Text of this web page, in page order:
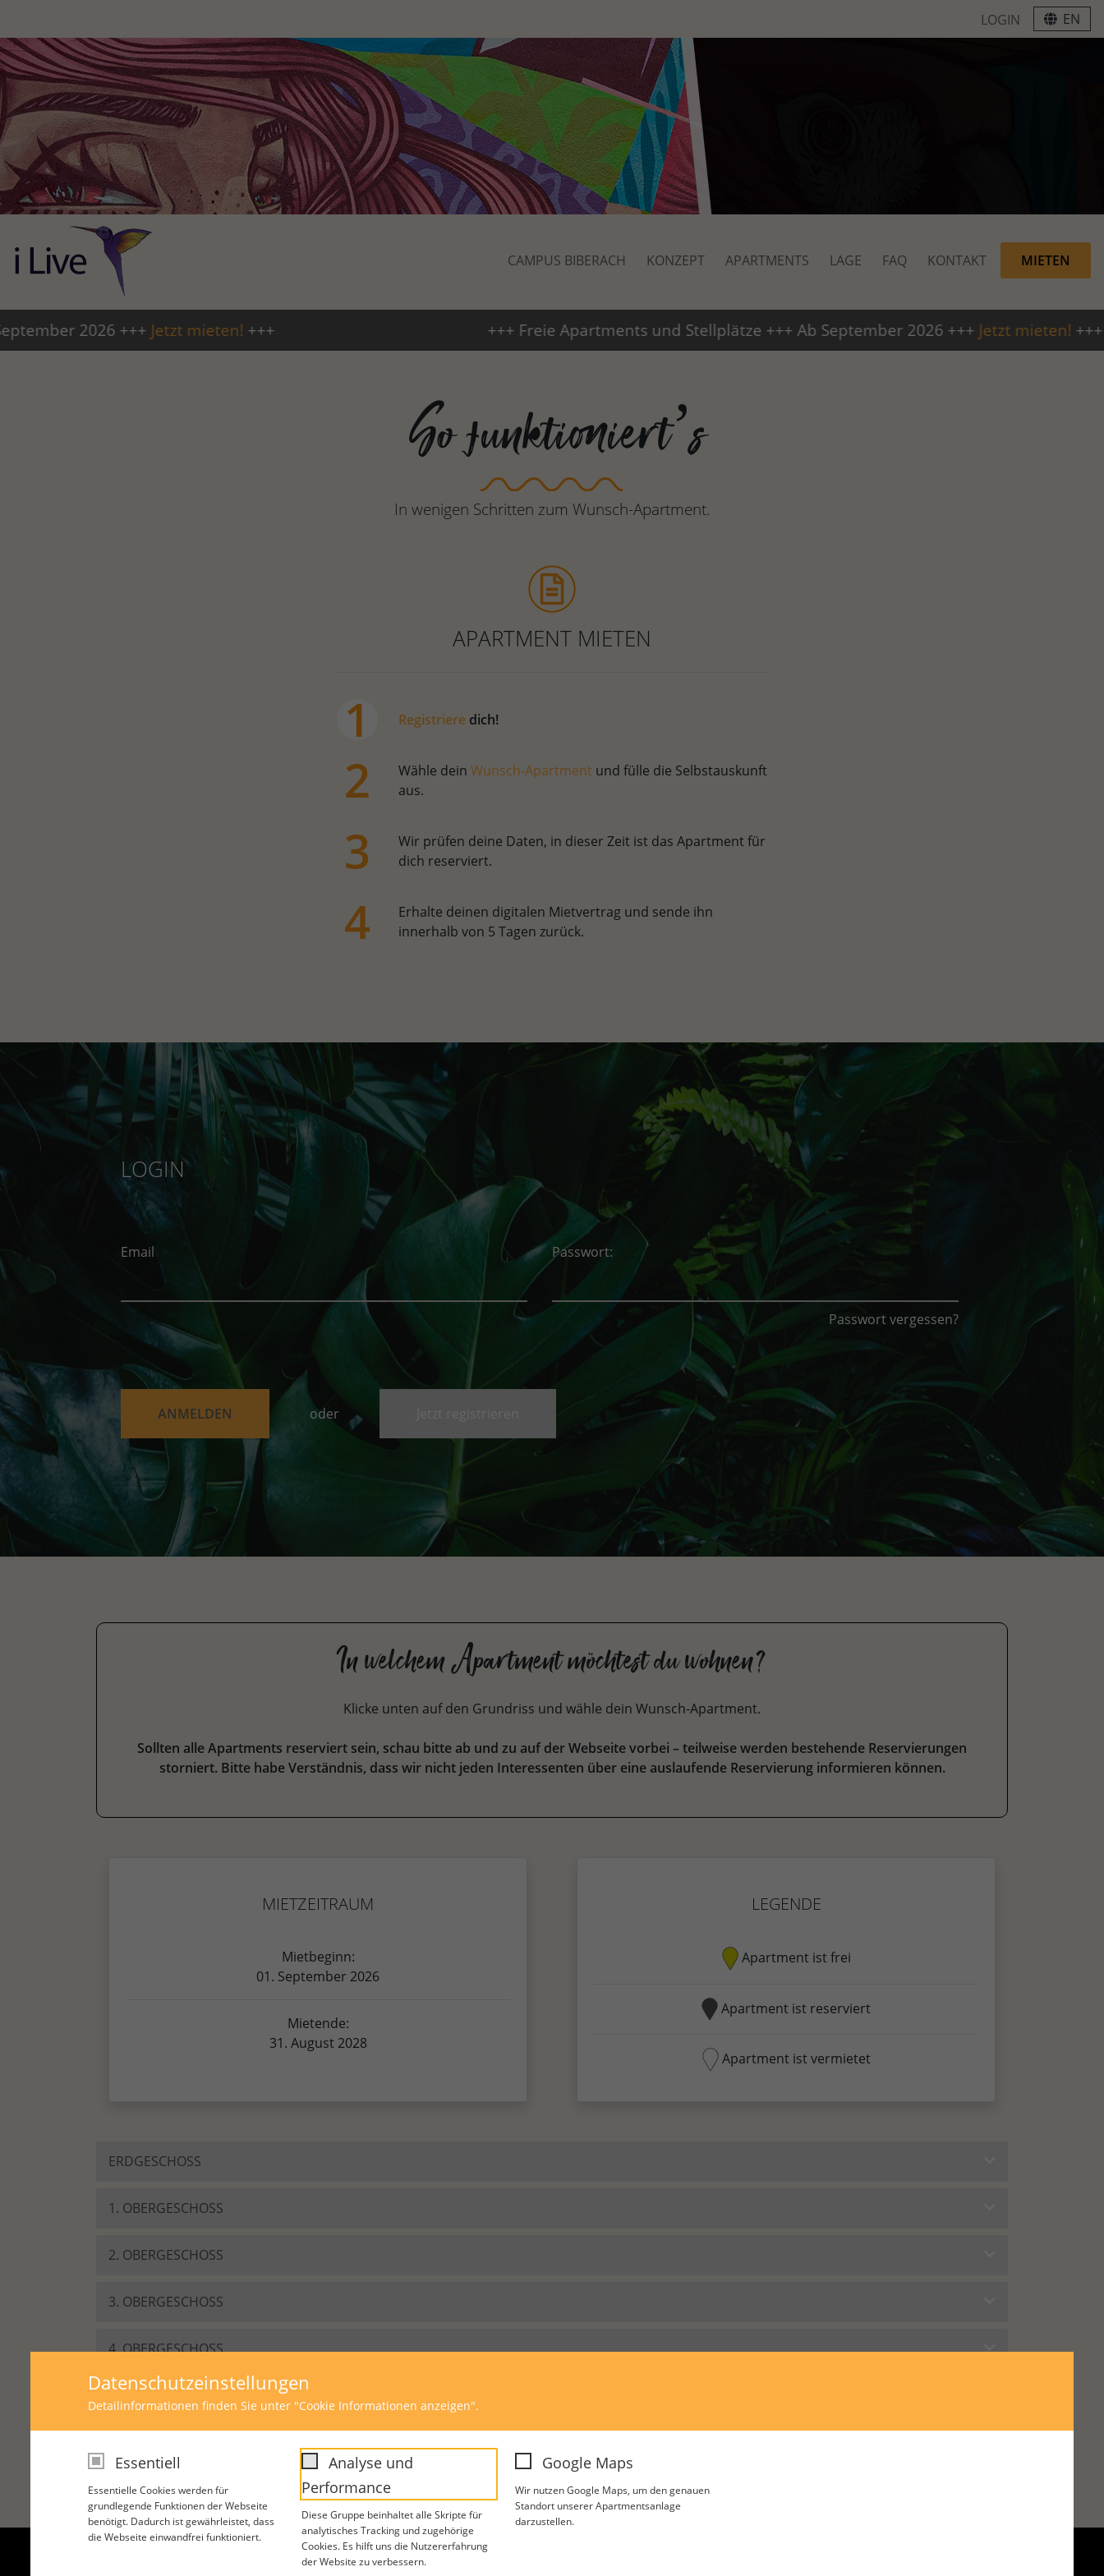
LOGIN EN
CAMPUS BIBERACH KONZEPT APARTMENTS LAGE FAQ KONTAKT MIETEN
+++Jetzt mieten!+++ +++ Freie Apartments und Stellplätze +++ Ab September 2026 +++Jetzt mieten!+++
So funktioniert’s
In wenigen Schritten zum Wunsch-Apartment.
APARTMENT MIETEN
Registrieredich!
Wähle dein Wunsch-Apartment und fülle die Selbstauskunft
aus.
Wir prüfen deine Daten, in dieser Zeit ist das Apartment für
dich reserviert.
Erhalte deinen digitalen Mietvertrag und sende ihn
innerhalb von 5 Tagen zurück.
LOGIN
Email Passwort:
Passwort vergessen?
oder
In welchem Apartment möchtest du wohnen?
Klicke unten auf den Grundriss und wähle dein Wunsch-Apartment.
Sollten alle Apartments reserviert sein, schau bitte ab und zu auf der Webseite vorbei – teilweise werden bestehende Reservierungen
storniert. Bitte habe Verständnis, dass wir nicht jeden Interessenten über eine auslaufende Reservierung informieren können.
MIETZEITRAUM
Mietbeginn:
01. September 2026
Mietende:
31. August 2028
LEGENDE
Apartment ist frei
Apartment ist reserviert
Apartment ist vermietet
ERDGESCHOSS
1. OBERGESCHOSS
2. OBERGESCHOSS
3. OBERGESCHOSS
4. OBERGESCHOSS
DACHGESCHOSS
Datenschutzeinstellungen
Detailinformationen finden Sie unter "Cookie Informationen anzeigen".
Essentiell
Essentielle Cookies werden für
grundlegende Funktionen der Webseite
benötigt. Dadurch ist gewährleistet, dass
die Webseite einwandfrei funktioniert.
Analyse und
Performance
Diese Gruppe beinhaltet alle Skripte für
analytisches Tracking und zugehörige
Cookies. Es hilft uns die Nutzererfahrung
der Website zu verbessern.
Google Maps
Wir nutzen Google Maps, um den genauen
Standort unserer Apartmentsanlage
darzustellen.